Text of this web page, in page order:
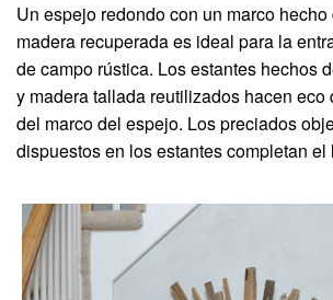
Un espejo redondo con un marco
madera recuperada es ideal para la
de campo rústica. Los estantes hechos
y madera tallada reutilizados hacen eco
del marco del espejo. Los preciados
dispuestos en los estantes completan el